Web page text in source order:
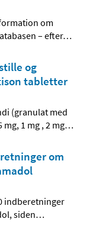
om
– efter…
og
tabletter
(granulat med
1 mg , 2 mg…
om
indberetninger
siden…